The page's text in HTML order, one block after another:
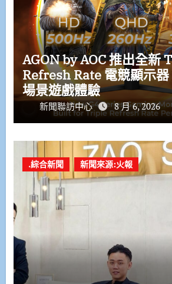
AGON by AOC 推出全新
Refresh Rate 電競顯示
場景遊戲體驗
新聞聯訪中心 8 月 6, 2026
.綜合新聞 新聞來源:火報